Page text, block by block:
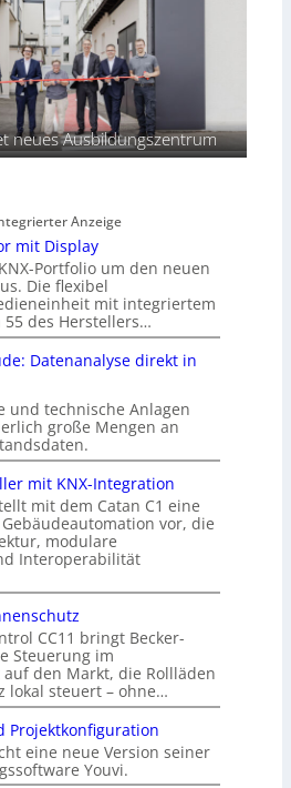
neues Ausbildungszentrum
Anzeige
mit Display
Portfolio um den neuen
Die flexibel
mit integriertem
55 des Herstellers…
Datenanalyse direkt in
und technische Anlagen
große Mengen an
mit KNX-Integration
mit dem Catan C1 eine
vor, die
modulare
Interoperabilität
CC11 bringt Becker-
Steuerung im
den Markt, die Rollläden
lokal steuert – ohne…
Projektkonfiguration
eine neue Version seiner
Youvi.